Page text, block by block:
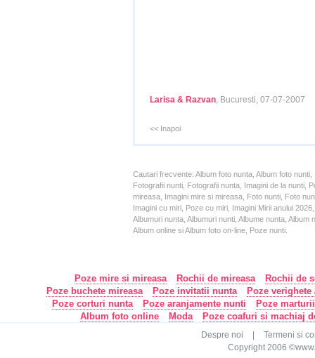
Larisa & Razvan, Bucuresti, 07-07-2007
<< Inapoi
Cautari frecvente: Album foto nunta, Album foto
Fotografii nunti, Fotografii nunta, Imagini de la nunti,
mireasa, Imagini mire si mireasa, Foto nunti, Foto
Imagini cu miri, Poze cu miri, Imagini Mirii anului
Albumuri nunta, Albumuri nunti, Albume nunta,
Album online si Album foto on-line, Poze nunti.
Poze mire si mireasa Rochii de mireasa
Rochii de
Poze buchete mireasa
Poze invitatii nunta
Poze
Poze corturi nunta
Poze aranjamente nunti
Poze
Album foto online
Moda Poze coafuri si machiaj
Despre noi
Termeni si
Copyright 2006